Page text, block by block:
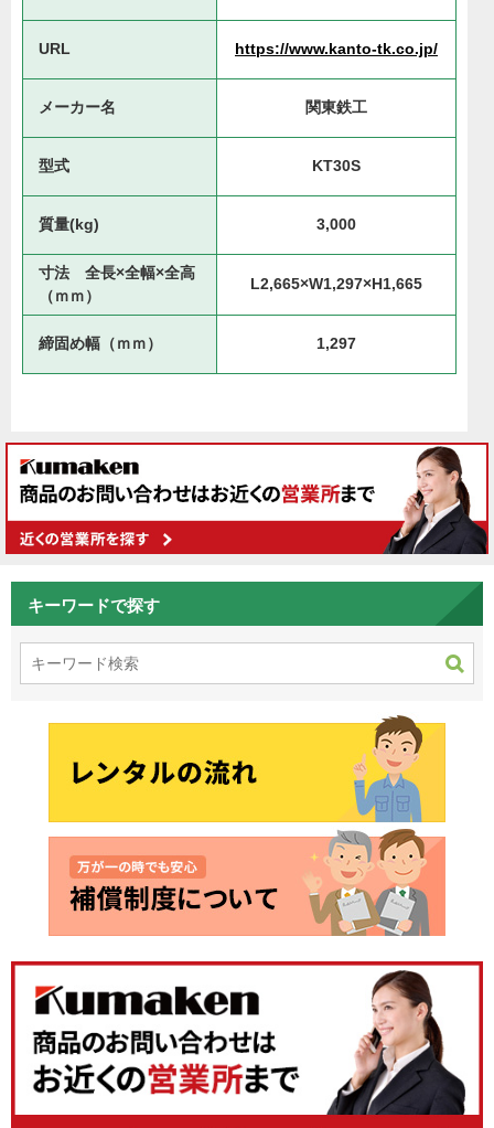
URL https://www.kanto-tk.co.jp/
メーカー名 関東鉄工
型式 KT30S
質量(kg) 3,000
寸法 全長×全幅×全高
（ｍｍ）
L2,665×W1,297×H1,665
締固め幅（ｍｍ） 1,297
キーワードで探す